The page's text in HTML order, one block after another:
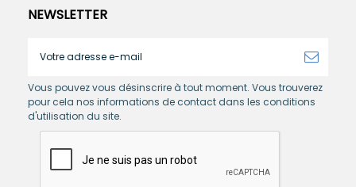
NEWSLETTER
Vous pouvez vous désinscrire à tout moment. Vous trouverez
pour cela nos informations de contact dans les conditions
d'utilisation du site.